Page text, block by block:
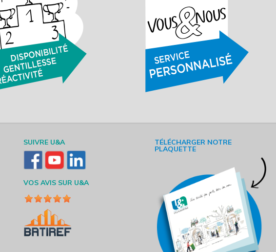
SUIVRE U&A
VOS AVIS SUR U&A
TÉLÉCHARGER NOTRE
PLAQUETTE